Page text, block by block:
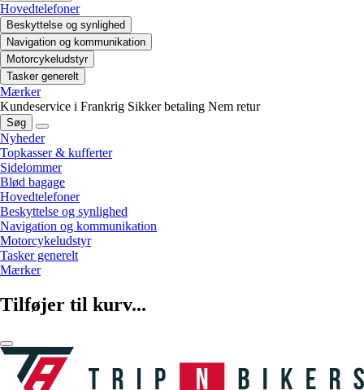
Hovedtelefoner
Beskyttelse og synlighed
Navigation og kommunikation
Motorcykeludstyr
Tasker generelt
Mærker
Kundeservice i Frankrig Sikker betaling Nem retur
Søg
Nyheder
Topkasser & kufferter
Sidelommer
Blød bagage
Hovedtelefoner
Beskyttelse og synlighed
Navigation og kommunikation
Motorcykeludstyr
Tasker generelt
Mærker
Tilføjer til kurv...